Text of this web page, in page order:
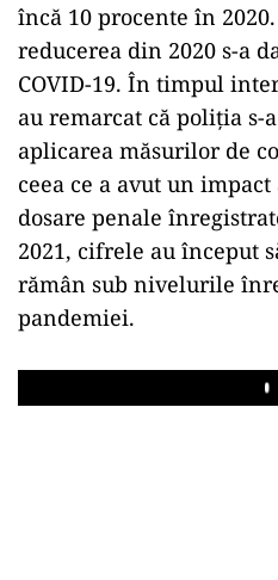
încă 10 procente în
reducerea din 2020 s-a
COVID-19. În timpul
au remarcat că poliția s-
aplicarea măsurilor de
ceea ce a avut un
dosare penale
2021, cifrele au început
rămân sub nivelurile
pandemiei.